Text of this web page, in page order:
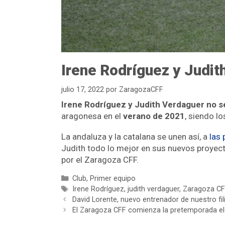
Irene Rodríguez y
julio 17, 2022 por ZaragozaCFF
Irene Rodríguez y Judith Verdaguer no
aragonesa en el verano de 2021 , siendo
La andaluza y la catalana se unen así, a las
Judith todo lo mejor en sus nuevos
por el Zaragoza CFF.
Club, Primer equipo
Irene Rodríguez, judith verdaguer, Zaragoza
David Lorente, nuevo entrenador de nuestro
El Zaragoza CFF comienza la pretemporada